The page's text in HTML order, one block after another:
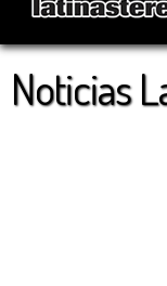
Noticias